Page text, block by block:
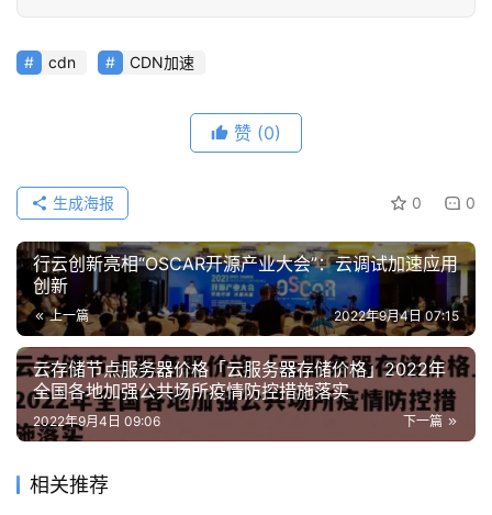
问
社
区
优
速
盾
态
登录 注册
cdn CDN加速
赞 (0)
0 0
生成海报
行云创新亮相“OSCAR开源产业大会”：云调试加速应用
创新
上一篇 2022年9月4日 07:15
云存储节点服务器价格「云服务器存储价格」2022年
全国各地加强公共场所疫情防控措施落实
下一篇
2022年9月4日 09:06
相关推荐